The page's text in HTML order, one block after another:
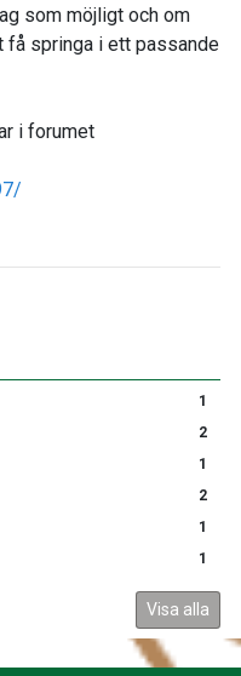
1
2
1
2
1
1
Visa alla
som möjligt och om
få springa i ett passande
i forumet